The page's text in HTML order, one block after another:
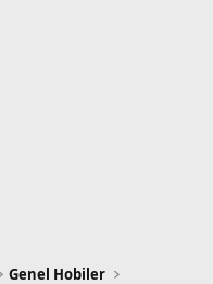
Genel Hobiler